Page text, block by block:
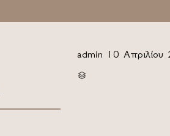
admin 10 Απριλίου
